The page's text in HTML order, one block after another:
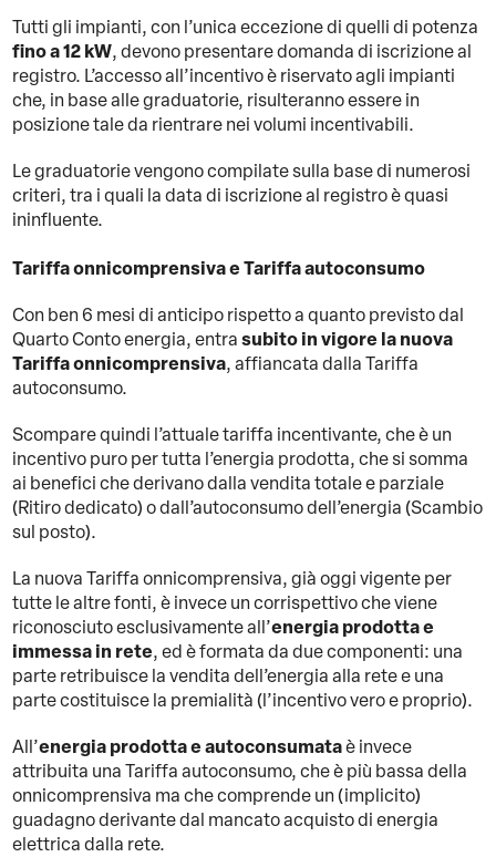
Tutti gli impianti, con l’unica eccezione di quelli di potenza
fino a 12 kW, devono presentare domanda di iscrizione al
registro. L’accesso all’incentivo è riservato agli impianti
che, in base alle graduatorie, risulteranno essere in
posizione tale da rientrare nei volumi incentivabili.
Le graduatorie vengono compilate sulla base di numerosi
criteri, tra i quali la data di iscrizione al registro è quasi
ininfluente.
Tariffa onnicomprensiva e Tariffa autoconsumo
Con ben 6 mesi di anticipo rispetto a quanto previsto dal
Quarto Conto energia, entrasubito in vigore la nuova
Tariffa onnicomprensiva, affiancata dalla Tariffa
autoconsumo.
Scompare quindi l’attuale tariffa incentivante, che è un
incentivo puro per tutta l’energia prodotta, che si somma
ai benefici che derivano dalla vendita totale e parziale
(Ritiro dedicato) o dall’autoconsumo dell’energia (Scambio
sul posto).
La nuova Tariffa onnicomprensiva, già oggi vigente per
tutte le altre fonti, è invece un corrispettivo che viene
riconosciuto esclusivamente all’energia prodotta e
immessa in rete, ed è formata da due componenti: una
parte retribuisce la vendita dell’energia alla rete e una
parte costituisce la premialità (l’incentivo vero e proprio).
All’energia prodotta e autoconsumataè invece
attribuita una Tariffa autoconsumo, che è più bassa della
onnicomprensiva ma che comprende un (implicito)
guadagno derivante dal mancato acquisto di energia
elettrica dalla rete.